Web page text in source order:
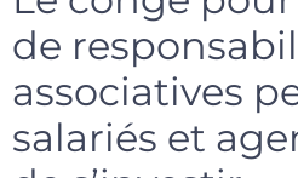
de
associatives
salariés et